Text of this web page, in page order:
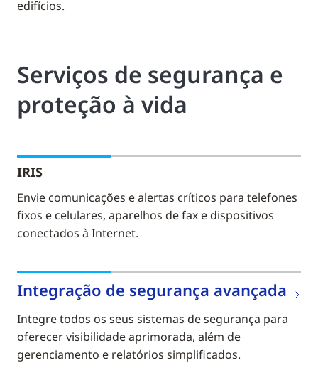
edifícios.
Serviços de segurança e
proteção à vida
IRIS
Envie comunicações e alertas críticos para telefones
fixos e celulares, aparelhos de fax e dispositivos
conectados à Internet.
Integração de segurança avançada
Integre todos os seus sistemas de segurança para
oferecer visibilidade aprimorada, além de
gerenciamento e relatórios simplificados.